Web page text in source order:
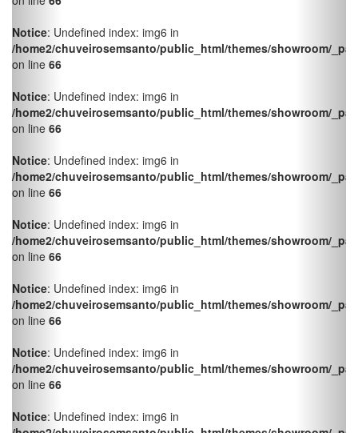
Notice : Undefined index: img6 in
on line66
Notice : Undefined index: img6 in
on line66
Notice : Undefined index: img6 in
on line66
Notice : Undefined index: img6 in
on line66
Notice : Undefined index: img6 in
on line66
Notice : Undefined index: img6 in
on line66
Notice : Undefined index: img6 in
on line66